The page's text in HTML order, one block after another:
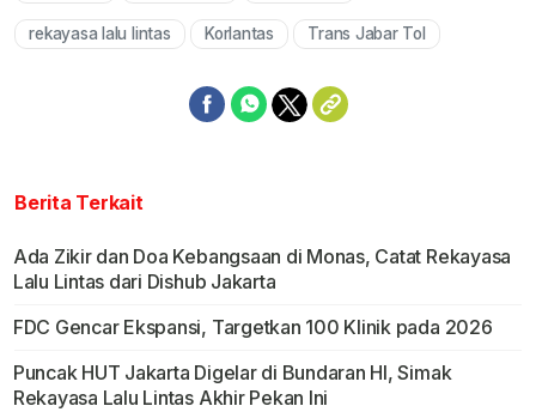
rekayasa lalu lintas Korlantas Trans Jabar Tol
Berita Terkait
Ada Zikir dan Doa Kebangsaan di Monas, Catat Rekayasa
Lalu Lintas dari Dishub Jakarta
FDC Gencar Ekspansi, Targetkan 100 Klinik pada 2026
Puncak HUT Jakarta Digelar di Bundaran HI, Simak
Rekayasa Lalu Lintas Akhir Pekan Ini